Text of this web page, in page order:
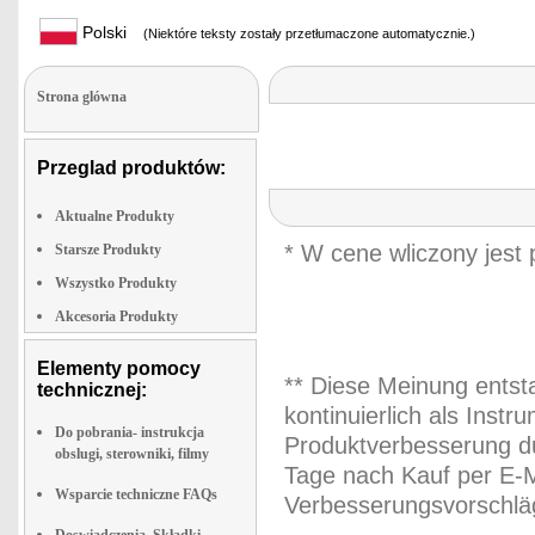
Polski (Niektóre teksty zostały przetłumaczone automatycznie.)
Strona glówna
Przeglad produktów:
Aktualne Produkty
Starsze Produkty
Wszystko Produkty
Akcesoria Produkty
Elementy pomocy
technicznej:
Do pobrania- instrukcja
obslugi, sterowniki, filmy
Wsparcie techniczne FAQs
* W cene wliczony jest
** Diese Meinung
kontinuierlich als
Produktverbesserung
Tage nach Kauf per E-